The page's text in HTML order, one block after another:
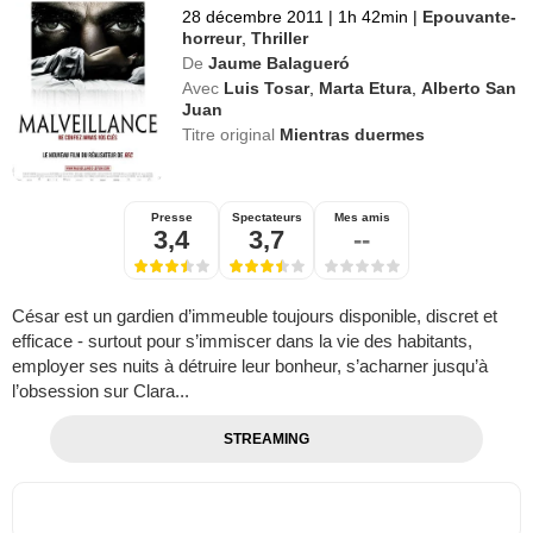
28 décembre 2011 | 1h 42min | Epouvante-
horreur,Thriller
De Jaume Balagueró
Avec Luis Tosar, Marta Etura ,Alberto San
Juan
Titre original Mientras duermes
Presse
3,4
Spectateurs
3,7
Mes amis
--
César est un gardien d’immeuble toujours disponible, discret et
efficace - surtout pour s’immiscer dans la vie des habitants,
employer ses nuits à détruire leur bonheur, s’acharner jusqu’à
l’obsession sur Clara...
STREAMING